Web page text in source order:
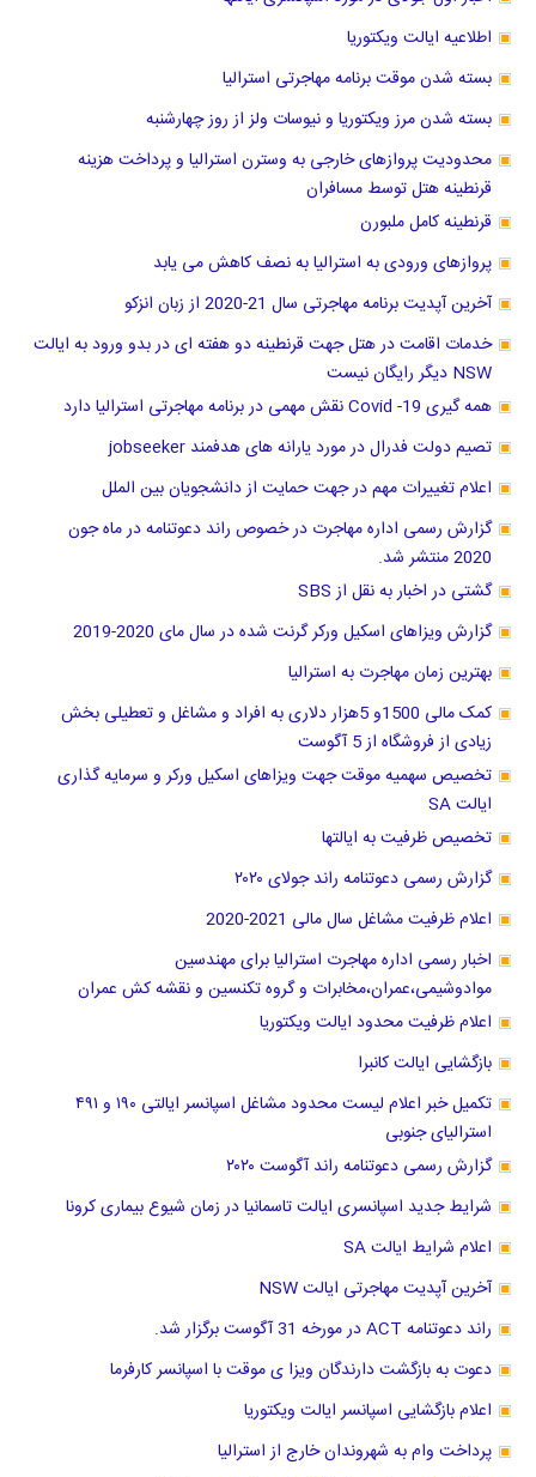
اطلاعیه ایالت ویکتوریا
بسته شدن موقت برنامه مهاجرتی استرالیا
بسته شدن مرز ویکتوریا و نیوسات ولز از روز چهارشنبه
محدودیت پروازهای خارجی به وسترن استرالیا و پرداخت هزینه
قرنطینه هتل توسط مسافران
قرنطینه کامل ملبورن
پروازهای ورودی به استرالیا به نصف کاهش می یابد
آخرین آپدیت برنامه مهاجرتی سال 21-2020 از زبان انزکو
خدمات اقامت در هتل جهت قرنطینه دو هفته ای در بدو ورود به ایالت
NSW دیگر رایگان نیست
همه گیری Covid -19 نقش مهمی در برنامه مهاجرتی استرالیا دارد
تصیم دولت فدرال در مورد یارانه های هدفمند jobseeker
اعلام تغییرات مهم در جهت حمایت از دانشجویان بین الملل
گزارش رسمی اداره مهاجرت در خصوص راند دعوتنامه در ماه جون
2020 منتشر شد.
گشتی در اخبار به نقل از SBS
گزارش ویزاهای اسکیل ورکر گرنت شده در سال مای 2020-2019
بهترین زمان مهاجرت به استرالیا
کمک مالی 1500و 5هزار دلاری به افراد و مشاغل و تعطیلی بخش
زیادی از فروشگاه از 5 آگوست
تخصیص سهمیه موقت جهت ویزاهای اسکیل ورکر و سرمایه گذاری
ایالت SA
تخصیص ظرفیت به ایالتها
گزارش رسمی دعوتنامه راند جولای ۲۰۲۰
اعلام ظرفیت مشاغل سال مالی 2021-2020
اخبار رسمی اداره مهاجرت استرالیا برای مهندسین
موادوشیمی،عمران،مخابرات و گروه تکنسین و نقشه کش عمران
اعلام ظرفیت محدود ایالت ویکتوریا
بازگشایی ایالت کانبرا
تکمیل خبر اعلام لیست محدود مشاغل اسپانسر ایالتی ۱۹۰ و ۴۹۱
استرالیای جنوبی
گزارش رسمی دعوتنامه راند آگوست ۲۰۲۰
شرایط جدید اسپانسری ایالت تاسمانیا در زمان شیوع بیماری کرونا
اعلام شرایط ایالت SA
آخرین آپدیت مهاجرتی ایالت NSW
راند دعوتنامه ACT در مورخه 31 آگوست برگزار شد.
دعوت به بازگشت دارندگان ویزا ی موقت با اسپانسر کارفرما
اعلام بازگشایی اسپانسر ایالت ویکتوریا
پرداخت وام به شهروندان خارج از استرالیا